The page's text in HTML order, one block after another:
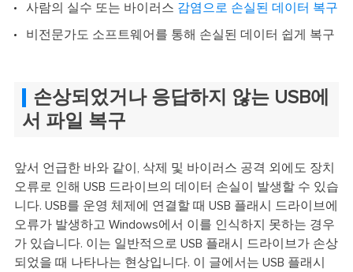
사람의 실수 또는 바이러스 감염으로 손실된 데이터 복구
비전문가도 소프트웨어를 통해 손실된 데이터 쉽게 복구
손상되었거나 응답하지 않는 USB에
서 파일 복구
앞서 언급한 바와 같이, 삭제 및 바이러스 공격 외에도 장치
오류로 인해 USB 드라이브의 데이터 손실이 발생할 수 있습
니다. USB를 운영 체제에 연결할 때 USB 플래시 드라이브에
오류가 발생하고 Windows에서 이를 인식하지 못하는 경우
가 있습니다. 이는 일반적으로 USB 플래시 드라이브가 손상
되었을 때 나타나는 현상입니다. 이 글에서는 USB 플래시